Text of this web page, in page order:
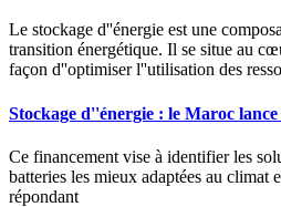
Le stockage d''énergie est une
transition énergétique. Il se situe au
façon d''optimiser l''utilisation des
Stockage d''énergie : le Maroc
Ce financement vise à identifier les
batteries les mieux adaptées au climat
répondant